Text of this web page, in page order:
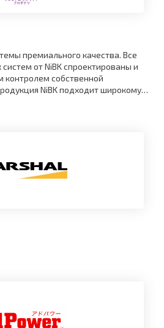
премиального качества. Все
от NiBK спроектированы и
контролем собственной
NiBK подходит широкому
гарантией.